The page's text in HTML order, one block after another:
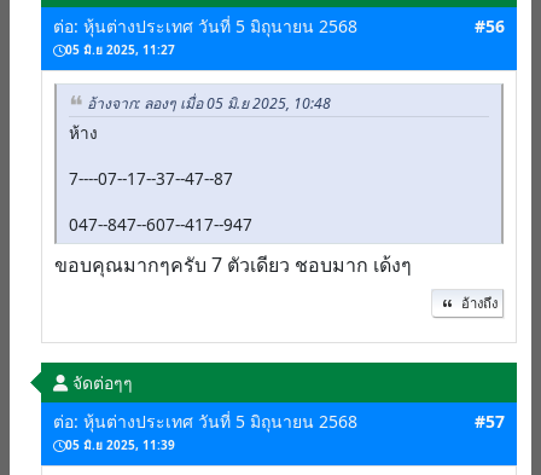
ต่อ: หุ้นต่างประเทศ วันที่ 5 มิถุนายน 2568
05 มิ.ย 2025, 11:27
#56
อ้างจาก: ลองๆ เมื่อ 05 มิ.ย 2025, 10:48
ห้าง
7----07--17--37--47--87
047--847--607--417--947
ขอบคุณมากๆครับ 7 ตัวเดียว ชอบมาก เด้งๆ
อ้างถึง
จัดต่อๆๆ
ต่อ: หุ้นต่างประเทศ วันที่ 5 มิถุนายน 2568
05 มิ.ย 2025, 11:39
#57